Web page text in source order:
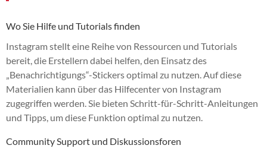
Wo Sie Hilfe und Tutorials finden
Instagram stellt eine Reihe von Ressourcen und Tutorials
bereit, die Erstellern dabei helfen, den Einsatz des
„Benachrichtigungs“-Stickers optimal zu nutzen. Auf diese
Materialien kann über das Hilfecenter von Instagram
zugegriffen werden. Sie bieten Schritt-für-Schritt-Anleitungen
und Tipps, um diese Funktion optimal zu nutzen.
Community Support und Diskussionsforen